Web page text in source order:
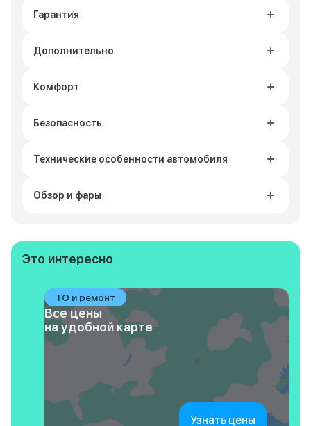
Гарантия
Дополнительно
Комфорт
Безопасность
Технические особенности автомобиля
Обзор и фары
Это интересно
ТО и ремонт
Все цены
на удобной карте
Узнать цены